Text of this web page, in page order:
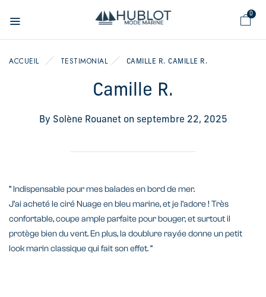
0
ACCUEIL TESTIMONIAL CAMILLE R. CAMILLE R.
Camille R.
By Solène Rouaneton septembre 22, 2025
” Indispensable pour mes balades en bord de mer.
J’ai acheté le ciré Nuage en bleu marine, et je l’adore ! Très
confortable, coupe ample parfaite pour bouger, et surtout il
protège bien du vent. En plus, la doublure rayée donne un petit
look marin classique qui fait son effet. “
Panneau de gestion des cookies